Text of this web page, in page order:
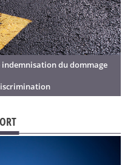
du dommage